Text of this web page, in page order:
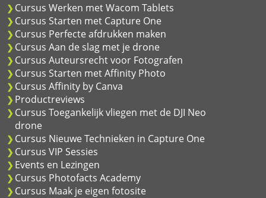
Cursus Werken met Wacom Tablets
Cursus Starten met Capture One
Cursus Perfecte afdrukken maken
Cursus Aan de slag met je drone
Cursus Auteursrecht voor Fotografen
Cursus Starten met Affinity Photo
Cursus Affinity by Canva
Productreviews
Cursus Toegankelijk vliegen met de DJI Neo
drone
Cursus Nieuwe Technieken in Capture One
Cursus VIP Sessies
Events en Lezingen
Cursus Photofacts Academy
Cursus Maak je eigen fotosite